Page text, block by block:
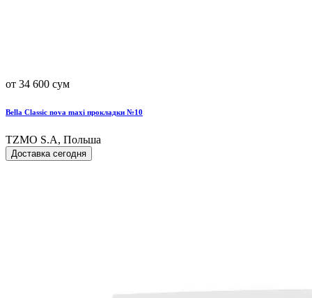
от 34 600 сум
Bella Classic nova maxi прокладки №10
TZMO S.A, Польша
Доставка сегодня